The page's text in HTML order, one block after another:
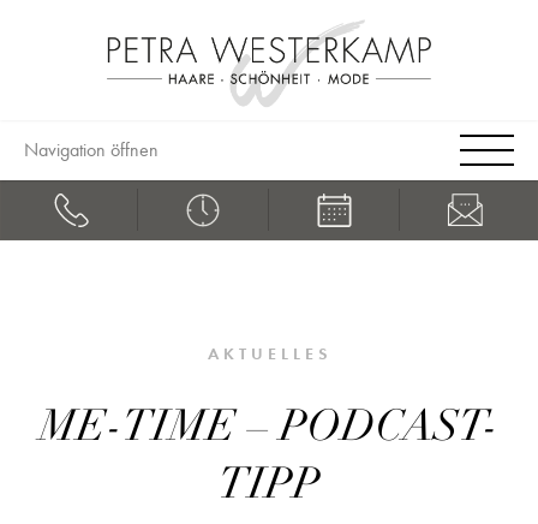
Navigation öffnen
AKTUELLES
ME-TIME – PODCAST-
TIPP